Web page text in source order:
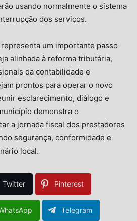
usando normalmente o sistema
dos serviços.
um importante passo
alinhada à reforma tributária,
da contabilidade e
prontos para operar o novo
esclarecimento, diálogo e
demonstra o
a jornada fiscal dos prestadores
segurança, conformidade e
local.
Twitter Pinterest
Telegram